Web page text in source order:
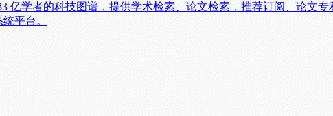
亿学者的科技图谱，提供学术检索、论文检索，推荐订阅、论文
平台。